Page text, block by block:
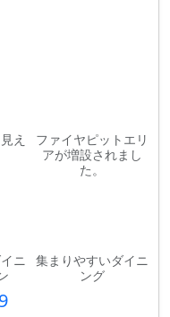
え
ファイヤピットエリ
アが増設されまし
た。
ニ
集まりやすいダイニ
ング